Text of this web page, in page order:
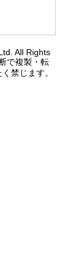
All Rights
で複製・転
禁じます。